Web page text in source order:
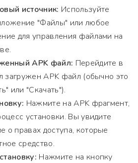
источник: Используйте
"Файлы" или любое
для управления файлами на
APK файл: Перейдите в
загружен APK файл (обычно это
или "Скачать").
Нажмите на APK фрагмент,
установки. Вы увидите
о правах доступа, которые
средство.
Нажмите на кнопку